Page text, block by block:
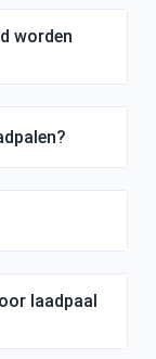
worden
laadpaal